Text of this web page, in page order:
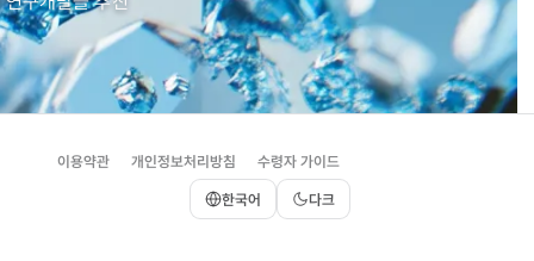
이용약관 개인정보처리방침 수령자 가이드
한국어 다크